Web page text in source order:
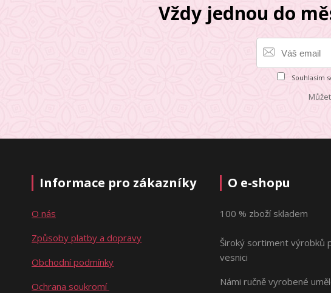
Vždy jednou do
Souhlasím
Informace pro zákazníky
O nás
Způsoby platby a dopravy
Obchodní podmínky
Ochrana soukromí
O e-shopu
100 % zboží skladem
Široký sortiment výrobků
vesnici
Námi ručně vyrobené